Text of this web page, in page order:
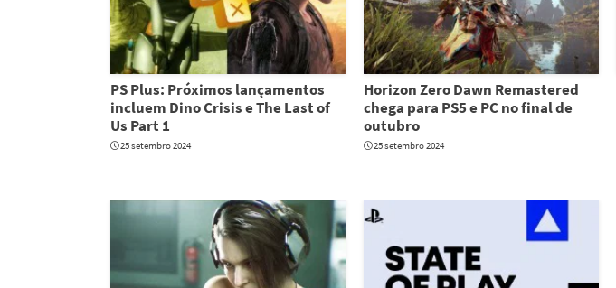
PS Plus: Próximos lançamentos
incluem Dino Crisis e The Last of
Us Part 1
25 setembro 2024
Horizon Zero Dawn Remastered
chega para PS5 e PC no final de
outubro
25 setembro 2024